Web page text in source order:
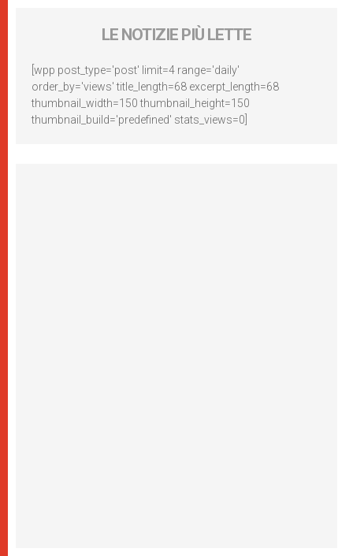
LE NOTIZIE PIÙ LETTE
[wpp post_type='post' limit=4 range='daily'
order_by='views' title_length=68 excerpt_length=68
thumbnail_width=150 thumbnail_height=150
thumbnail_build='predefined' stats_views=0]